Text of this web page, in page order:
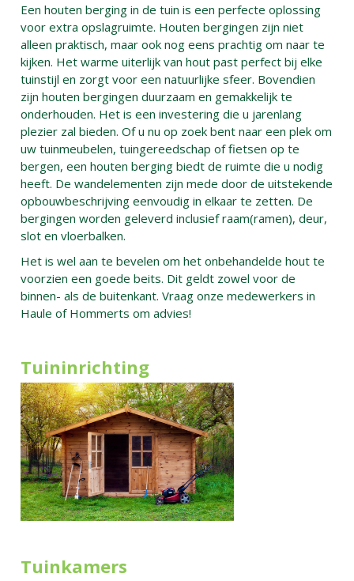
Een houten berging in de tuin is een perfecte oplossing
voor extra opslagruimte. Houten bergingen zijn niet
alleen praktisch, maar ook nog eens prachtig om naar te
kijken. Het warme uiterlijk van hout past perfect bij elke
tuinstijl en zorgt voor een natuurlijke sfeer. Bovendien
zijn houten bergingen duurzaam en gemakkelijk te
onderhouden. Het is een investering die u jarenlang
plezier zal bieden. Of u nu op zoek bent naar een plek om
uw tuinmeubelen, tuingereedschap of fietsen op te
bergen, een houten berging biedt de ruimte die u nodig
heeft. De wandelementen zijn mede door de uitstekende
opbouwbeschrijving eenvoudig in elkaar te zetten. De
bergingen worden geleverd inclusief raam(ramen), deur,
slot en vloerbalken.
Het is wel aan te bevelen om het onbehandelde hout te
voorzien een goede beits. Dit geldt zowel voor de
binnen- als de buitenkant. Vraag onze medewerkers in
Haule of Hommerts om advies!
Tuininrichting
Tuinkamers